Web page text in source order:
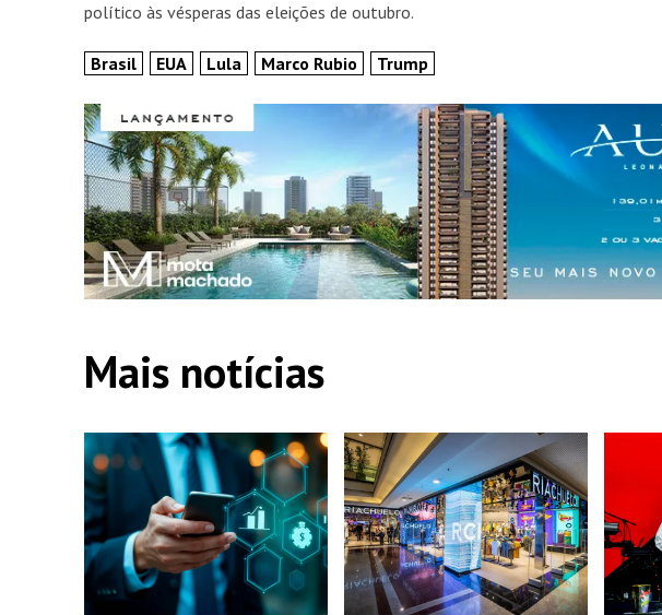
político às vésperas das eleições de outubro.
Brasil EUA Lula Marco Rubio Trump
Mais notícias